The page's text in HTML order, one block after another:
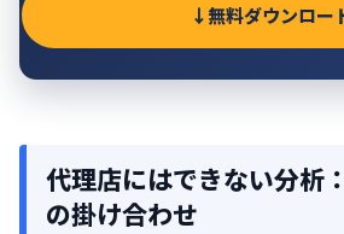
無料ダウンロー
代理店にはできない分析
の掛け合わせ